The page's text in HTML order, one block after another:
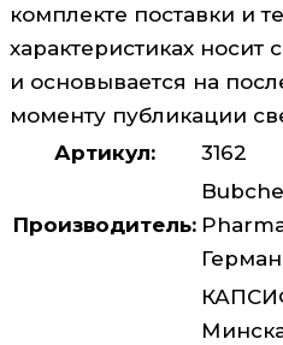
комплекте поставки и
характеристиках носит
и основывается на
моменту публикации
Артикул:
3162
Производитель: